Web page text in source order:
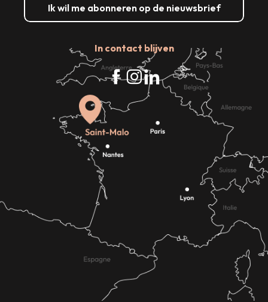
Ik wil me abonneren op de nieuwsbrief
In contact blijven